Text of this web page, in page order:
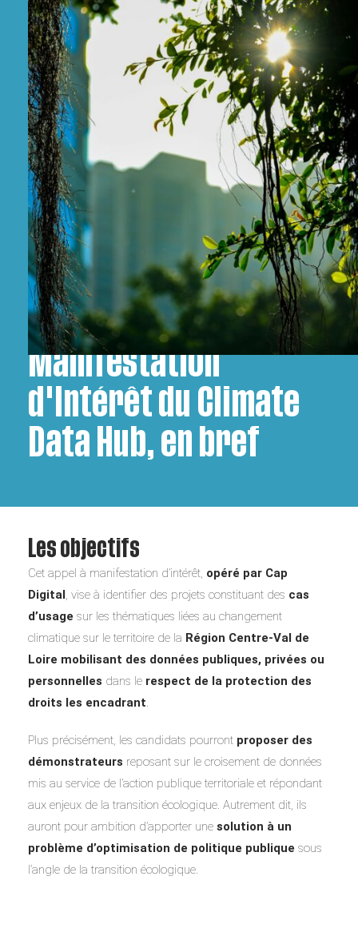
L'Appel à
Manifestation
d'Intérêt du Climate
Data Hub, en bref
Les objectifs
Cet appel à manifestation d’intérêt, opéré par Cap
Digital, vise à identifier des projets constituant des cas
d’usage sur les thématiques liées au changement
climatique sur le territoire de la Région Centre-Val de
Loire mobilisant des données publiques, privées ou
personnelles dans le respect de la protection des
droits les encadrant.
Plus précisément, les candidats pourront proposer des
démonstrateurs reposant sur le croisement de données
mis au service de l’action publique territoriale et répondant
aux enjeux de la transition écologique. Autrement dit, ils
auront pour ambition d’apporter une solution à un
problème d’optimisation de politique publique sous
l’angle de la transition écologique.